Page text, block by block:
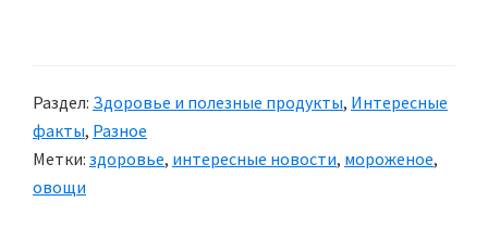
Раздел: Здоровье и полезные продукты, Интересные
факты, Разное
Метки: здоровье, интересные новости, мороженое,
овощи